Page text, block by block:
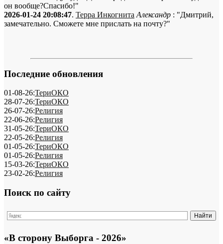
он вообще?Спасибо!"
2026-01-24 20:08:47. Терра Инкогнита Александр : "Дмитрий,
замечательно. Сможете мне прислать на почту?"
Последние обновления
01-08-26:ТериОКО
28-07-26:ТериОКО
26-07-26:Религия
22-06-26:Религия
31-05-26:ТериОКО
22-05-26:Религия
01-05-26:ТериОКО
01-05-26:Религия
15-03-26:ТериОКО
23-02-26:Религия
Поиск по сайту
«В сторону Выборга - 2026»